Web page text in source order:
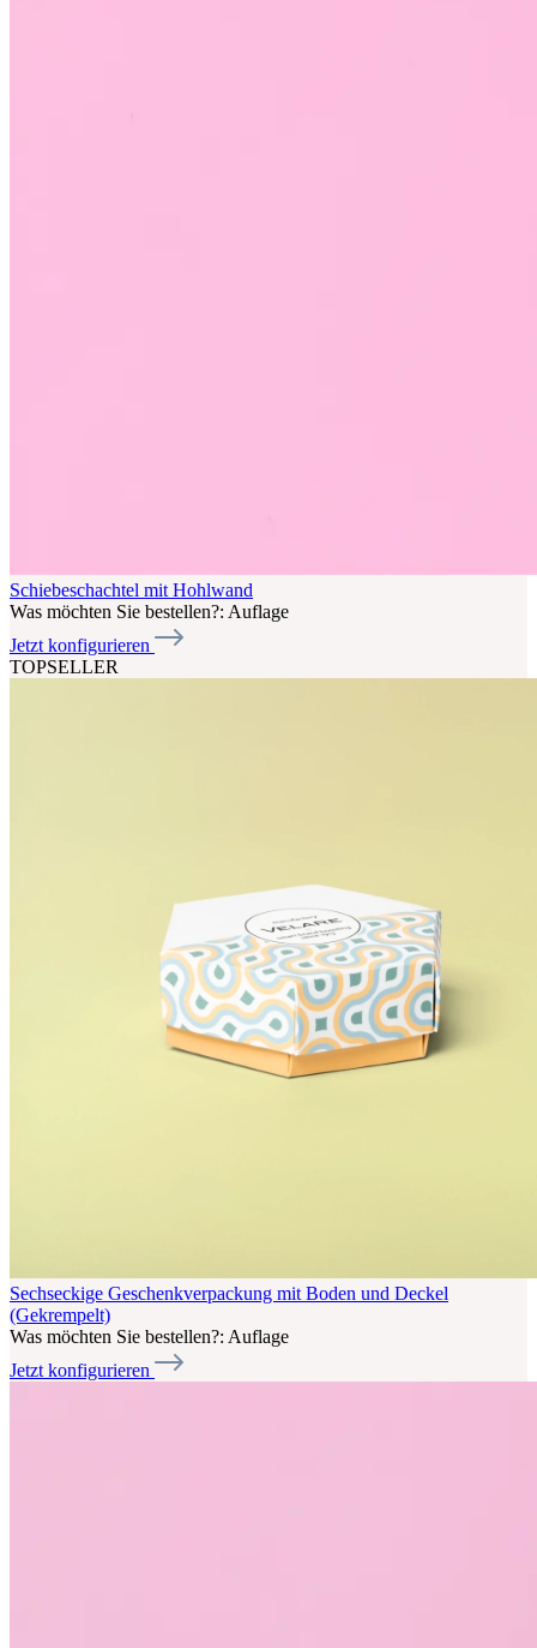
Schiebeschachtel mit Hohlwand
Was möchten Sie bestellen?: Auflage
Jetzt konfigurieren
TOPSELLER
Sechseckige Geschenkverpackung mit Boden und Deckel
(Gekrempelt)
Was möchten Sie bestellen?: Auflage
Jetzt konfigurieren